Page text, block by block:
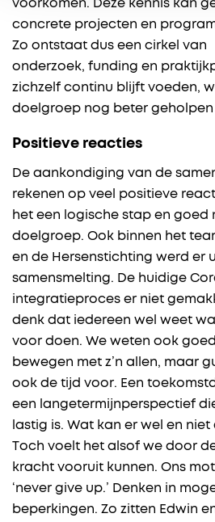
voorkomen. Deze kennis kan
concrete projecten en
Zo ontstaat dus een cirkel van
onderzoek, funding en
zichzelf continu blijft voeden,
doelgroep nog beter geholpen
Positieve reacties
De aankondiging van de
rekenen op veel positieve
het een logische stap en goed
doelgroep. Ook binnen het
en de Hersenstichting werd er
samensmelting. De huidige
integratieproces er niet
denk dat iedereen wel weet
voor doen. We weten ook
bewegen met z’n allen, maar
ook de tijd voor. Een
een langetermijnperspectief
lastig is. Wat kan er wel en
Toch voelt het alsof we door
kracht vooruit kunnen. Ons
‘never give up.’ Denken in
beperkingen. Zo zitten Edwin